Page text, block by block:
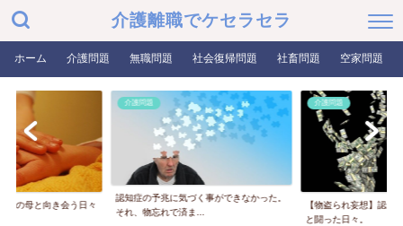
介護離職でケセラセラ
ホーム 介護問題 無職問題 社会復帰問題 社畜問題 空家問題
症の母と向き会う日々
介護問題
認知症の予兆に気づく事ができなかった。
それ、物忘れで済ま...
介護問題
【物盗られ妄想】認知
と闘った日々。